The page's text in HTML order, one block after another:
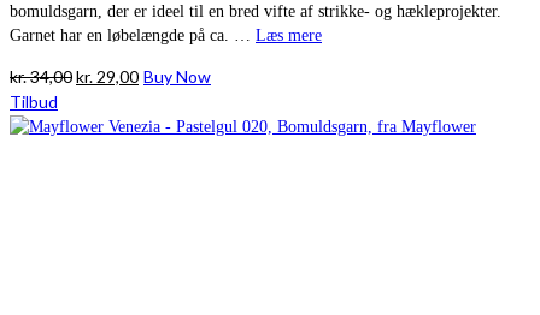
bomuldsgarn, der er ideel til en bred vifte af strikke- og hækleprojekter.
Garnet har en løbelængde på ca. … Læs mere
kr.34,00Den
pris
kr. 29,00Den
pris
Buy Now
Tilbud